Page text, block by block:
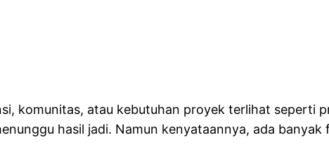
komunitas, atau kebutuhan proyek terlihat seperti
hasil jadi. Namun kenyataannya, ada